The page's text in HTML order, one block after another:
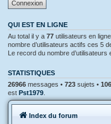
QUI EST EN LIGNE
Au total il y a 77 utilisateurs en
nombre d’utilisateurs actifs ces 5
Le record du nombre d’utilisateurs
STATISTIQUES
26966 messages • 723 sujets • 106
est Pst1979
Index du forum